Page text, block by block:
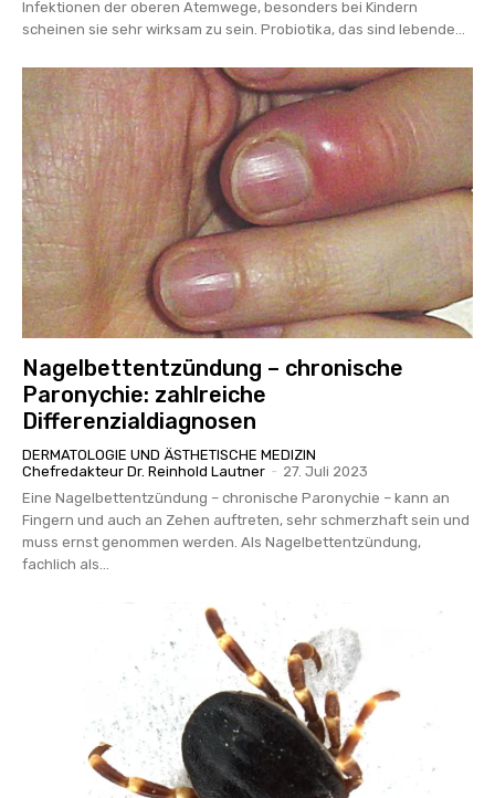
Infektionen der oberen Atemwege, besonders bei Kindern
scheinen sie sehr wirksam zu sein. Probiotika, das sind lebende...
Nagelbettentzündung – chronische
Paronychie: zahlreiche
Differenzialdiagnosen
DERMATOLOGIE UND ÄSTHETISCHE MEDIZIN
Chefredakteur Dr. Reinhold Lautner - 27. Juli 2023
Eine Nagelbettentzündung – chronische Paronychie – kann an
Fingern und auch an Zehen auftreten, sehr schmerzhaft sein und
muss ernst genommen werden. Als Nagelbettentzündung,
fachlich als...